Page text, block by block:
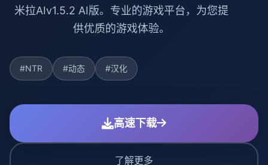
米拉AIv1.5.2 AI版。专业的游戏平台，为您提
供优质的游戏体验。
#NTR #动态 #汉化
高速下载
了解更多